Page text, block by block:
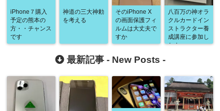
iPhone７購入
予定の熊本の
方・・チャンス
です
神道の三大神勅
を考える
そのiPhone X
の画面保護フィ
ルムは大丈夫で
すか
八百万の神オラ
クルカードイン
ストラクター養
成講座に参加し
たよ
最新記事 - New Posts -